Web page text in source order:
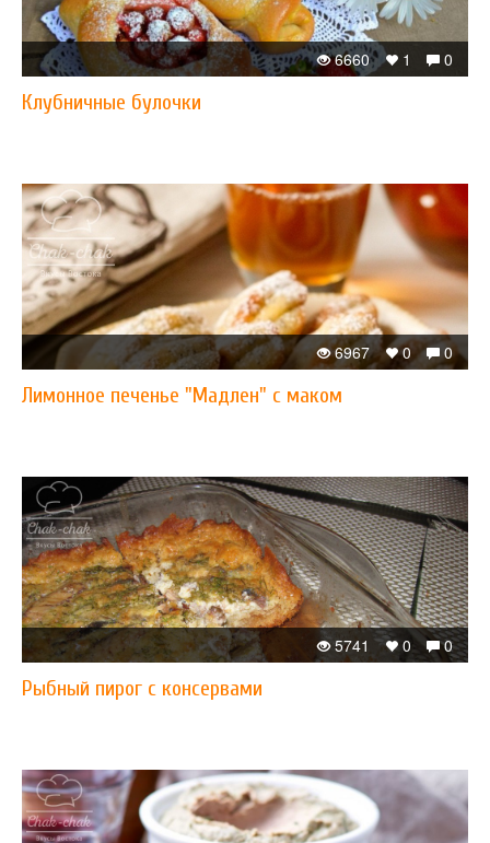
0
1
6660
Клубничные булочки​
0
0
6967
​Лимонное печенье "Мадлен" с маком
0
0
5741
Рыбный пирог с консервами